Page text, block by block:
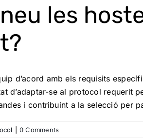
les
d’acord amb els requisits
d’adaptar-se al protocol requerit
i contribuint a la selecció per
0 Comments